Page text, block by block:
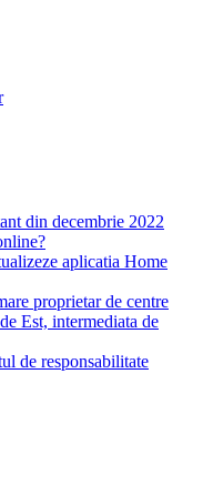
din decembrie 2022
aplicatia Home
proprietar de centre
Est, intermediata de
de responsabilitate